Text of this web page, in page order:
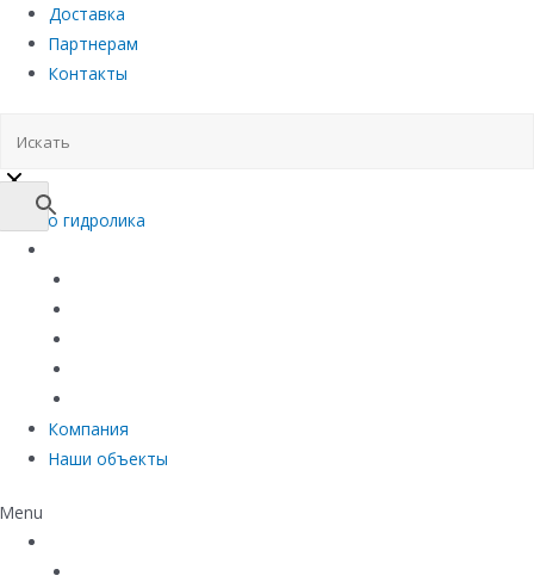
Доставка
Партнерам
Контакты
Компания
Наши объекты
Menu